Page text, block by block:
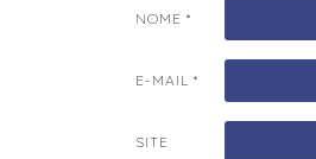
NOME *
E-MAIL *
SITE